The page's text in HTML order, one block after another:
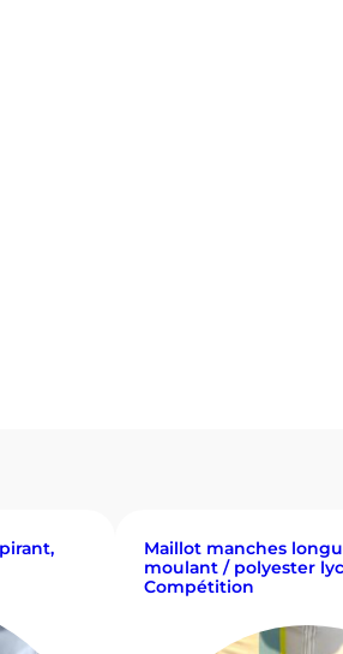
Maillot manches
moulant / polyester
Compétition